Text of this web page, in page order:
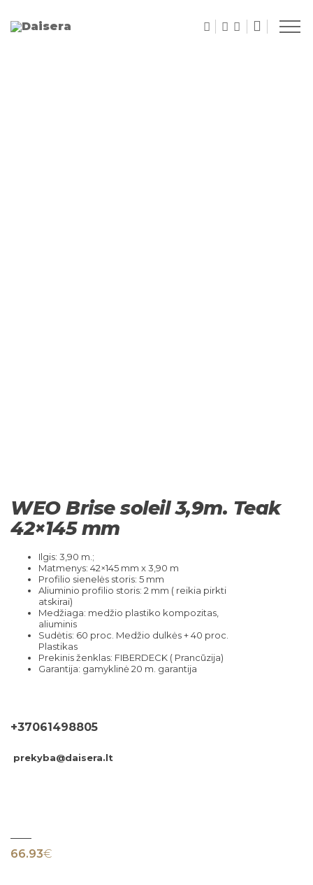
WEO Brise soleil 3,9m. Teak
42×145 mm
Ilgis: 3,90 m.;
Matmenys: 42×145 mm x 3,90 m
Profilio sienelės storis: 5 mm
Aliuminio profilio storis: 2 mm ( reikia pirkti
atskirai)
Medžiaga: medžio plastiko kompozitas,
aliuminis
Sudėtis: 60 proc. Medžio dulkės + 40 proc.
Plastikas
Prekinis ženklas: FIBERDECK ( Prancūzija)
Garantija: gamyklinė 20 m. garantija
+37061498805
prekyba@daisera.lt
66.93€